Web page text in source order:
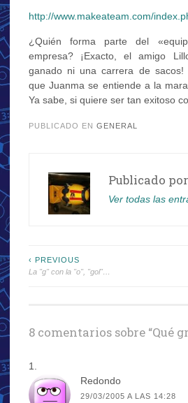
http://www.makeateam.com/
¿Quién forma parte del
empresa? ¡Exacto, el amigo
ganado ni una carrera de sacos!
que Juanma se entiende a la
Ya sabe, si quiere ser tan exitoso
PUBLICADO EN GENERAL
Publicado por
Ver todas las
Navegación
‹ PREVIOUS
La "g" con la "o", "gol"…
8 comentarios sobre “Qué
Redondo
29/03/2005 A LAS 14:28